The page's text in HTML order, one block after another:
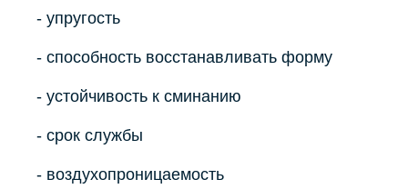
- упругость
- способность восстанавливать форму
- устойчивость к сминанию
- срок службы
- воздухопроницаемость